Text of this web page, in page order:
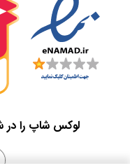
لوکس شاپ را در